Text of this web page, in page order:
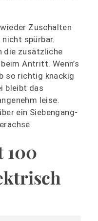
Zuschalten
spürbar.
die zusätzliche
Antritt. Wenn’s
so richtig knackig
bleibt das
leise.
ein Siebengang-
100